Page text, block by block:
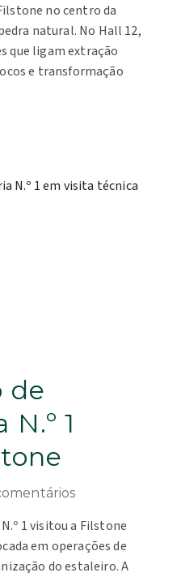
no centro da
natural. No Hall 12,
que ligam extração
e transformação
de
1
1 visitou a Filstone
em operações de
do estaleiro. A